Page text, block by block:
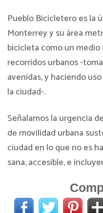
Pueblo Bicicletero es la
Monterrey y su área
bicicleta como un
recorridos urbanos -
avenidas, y haciendo
la ciudad-.
Señalamos la urgencia
de movilidad urbana
ciudad en lo que no es
sana, accesible, e